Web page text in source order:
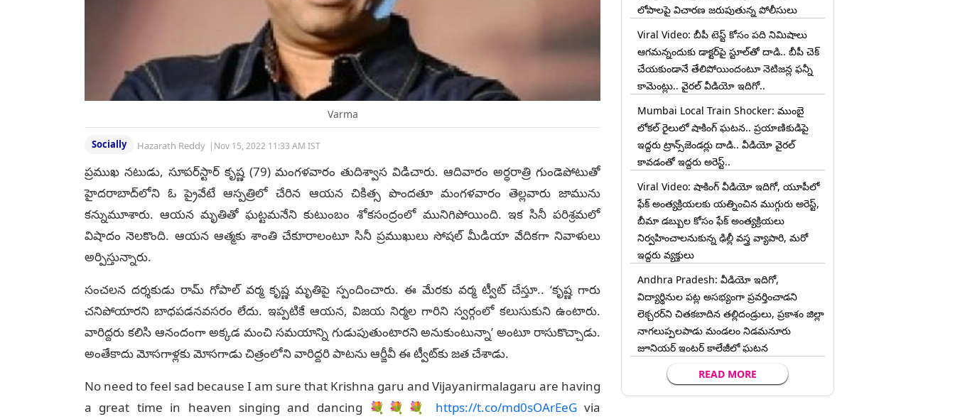
Varma
Socially Hazarath Reddy | Nov 15, 2022 11:33 AM IST
ప్రముఖ నటుడు, సూపర్‌స్టార్‌ కృష్ణ (79) మంగళవారం తుదిశ్వాస విడిచారు. ఆదివారం అర్ధరాత్రి గుండెపోటుతో
హైదరాబాద్‌లోని ఓ ప్రైవేటే ఆస్పత్రిలో చేరిన ఆయన చికిత్స పొందతూ మంగళవారం తెల్లవారు జామును
కన్నుమూశారు. ఆయన మృతితో ఘట్టమనేని కుటుంబం శోకసంద్రంలో మునిగిపోయింది. ఇక సినీ పరిశ్రమలో
విషాదం నెలకొంది. ఆయన ఆత్మకు శాంతి చేకూరాలంటూ సినీ ప్రముఖులు సోషల్‌ మీడియా వేదికగా నివాళులు
అర్పిస్తున్నారు.
సంచలన దర్శకుడు రామ్‌ గోపాల్‌ వర్మ కృష్ణ మృతిపై స్పందించారు. ఈ మేరకు వర్మ ట్వీట్‌ చేస్తూ.. ‘కృష్ణ గారు
చనిపోయారని బాధపడనవసరం లేదు. ఇప్పటికే ఆయన, విజయ నిర్మల గారిని స్వర్గంలో కలుసుకుని ఉంటారు.
వారిద్దరు కలిసి ఆనందంగా అక్కడ మంచి సమయాన్ని గుడుపుతుంటారని అనుకుంటున్నా’ అంటూ రాసుకొచ్చాడు.
అంతేకాదు మోసగాళ్లకు మోసగాడు చిత్రంలోని వారిద్దరి పాటను ఆర్జీవీ ఈ ట్వీట్‌కు జత చేశాడు.
No need to feel sad because I am sure that Krishna garu and Vijayanirmalagaru are having
a great time in heaven singing and dancing 💐💐💐 https://t.co/md0sOArEeGvia
లోపాలపై విచారణ జరుపుతున్న పోలీసులు
Viral Video: బీపీ టెస్ట్‌ కోసం పది నిమిషాలు
ఆగమన్నందుకు డాక్టర్‌పై స్టూల్‌తో దాడి.. బీపీ చెక్
చేయకుండానే తేలిపోయిందంటూ నెటిజన్ల ఫన్నీ
కామెంట్లు.. వైరల్ వీడియో ఇదిగో..
Mumbai Local Train Shocker: ముంబై
లోకల్ రైలులో షాకింగ్ ఘటన.. ప్రయాణికుడిపై
ఇద్దరు ట్రాన్స్‌జెండర్లు దాడి.. వీడియో వైరల్
కావడంతో ఇద్దరు అరెస్ట్..
Viral Video: షాకింగ్ వీడియో ఇదిగో, యూపీలో
ఫేక్ అంత్యక్రియలకు యత్నించిన ముగ్గురు అరెస్ట్,
బీమా డబ్బుల కోసం ఫేక్ అంత్యక్రియలు
నిర్వహించాలనుకున్న ఢిల్లీ వస్త్ర వ్యాపారి, మరో
ఇద్దరు వ్యక్తులు
Andhra Pradesh: వీడియో ఇదిగో,
విద్యార్థినుల పట్ల అసభ్యంగా ప్రవర్తించాడని
లెక్చ‌ర‌ర్‌ని చిత‌క‌బాదిన త‌ల్లిదండ్రులు, ప్రకాశం జిల్లా
నాగలుప్పలపాడు మండలం నిడమనూరు
జూనియర్ ఇంటర్ కాలేజీలో ఘటన
READ MORE